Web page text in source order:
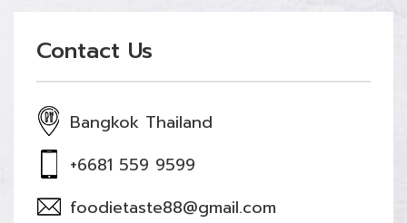
Contact Us
Bangkok Thailand
+6681 559 9599
foodietaste88@gmail.com